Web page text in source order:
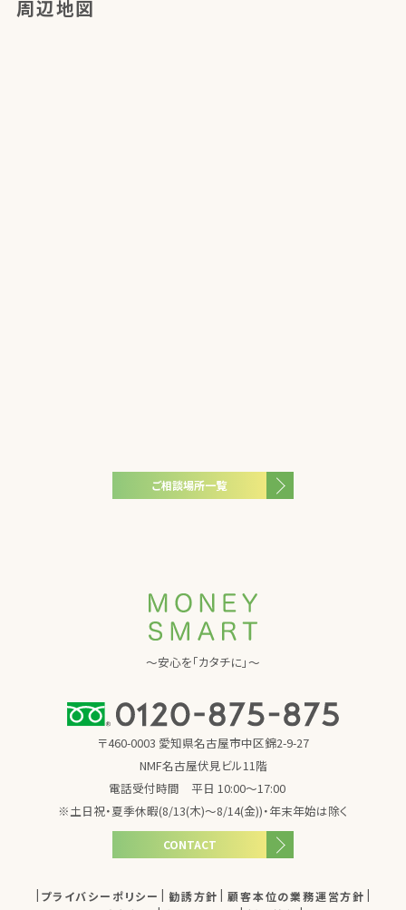
周辺地図
ご相談場所一覧
～安心を「カタチに」～
〒460-0003 愛知県名古屋市中区錦2-9-27
NMF名古屋伏見ビル11階
電話受付時間 平日 10:00～17:00
※土日祝・夏季休暇(8/13(木)～8/14(金))・年末年始は除く
CONTACT
プライバシーポリシー 勧誘方針
顧客本位の業務運営方針